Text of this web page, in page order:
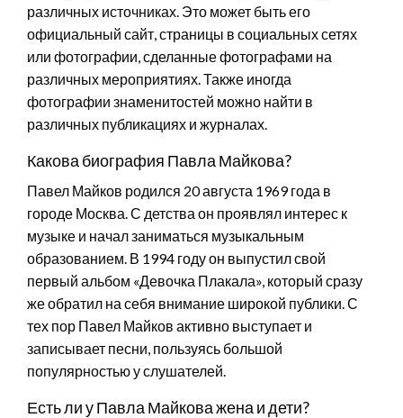
различных источниках. Это может быть его
официальный сайт, страницы в социальных сетях
или фотографии, сделанные фотографами на
различных мероприятиях. Также иногда
фотографии знаменитостей можно найти в
различных публикациях и журналах.
Какова биография Павла Майкова?
Павел Майков родился 20 августа 1969 года в
городе Москва. С детства он проявлял интерес к
музыке и начал заниматься музыкальным
образованием. В 1994 году он выпустил свой
первый альбом «Девочка Плакала», который сразу
же обратил на себя внимание широкой публики. С
тех пор Павел Майков активно выступает и
записывает песни, пользуясь большой
популярностью у слушателей.
Есть ли у Павла Майкова жена и дети?